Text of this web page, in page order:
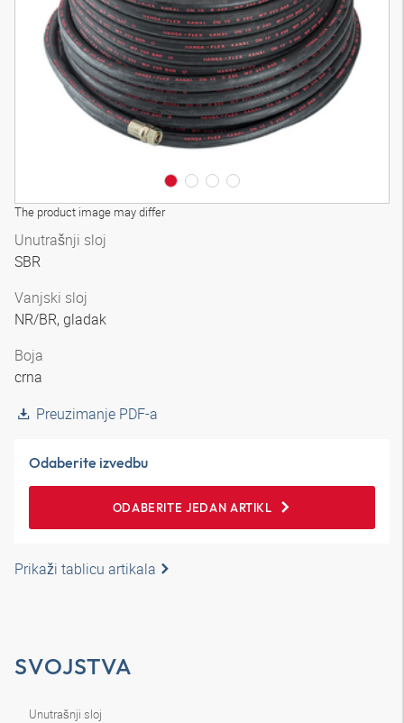
The product image may differ
Unutrašnji sloj
SBR
Vanjski sloj
NR/BR, gladak
Boja
crna
Preuzimanje PDF-a
Odaberite izvedbu
ODABERITE JEDAN ARTIKL
Prikaži tablicu artikala
SVOJSTVA
Unutrašnji sloj